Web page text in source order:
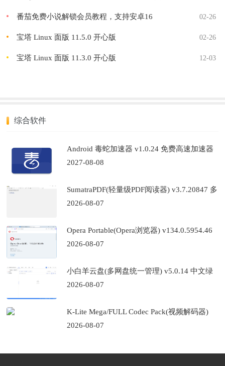
番茄免费小说解锁会员教程，支持安卓16 02-26
宝塔 Linux 面版 11.5.0 开心版 02-26
宝塔 Linux 面版 11.3.0 开心版 12-03
综合软件
Android 毒蛇加速器 v1.0.24 免费高速加速器
2027-08-08
SumatraPDF(轻量级PDF阅读器) v3.7.20847 多
2026-08-07
Opera Portable(Opera浏览器) v134.0.5954.46
2026-08-07
小白羊云盘(多网盘统一管理) v5.0.14 中文绿
2026-08-07
K-Lite Mega/FULL Codec Pack(视频解码器)
2026-08-07